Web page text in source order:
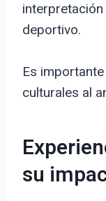
deportivo.
Es
culturales al
su